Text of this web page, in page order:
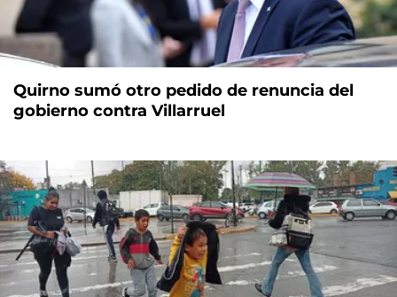
Quirno sumó otro pedido de renuncia del
gobierno contra Villarruel